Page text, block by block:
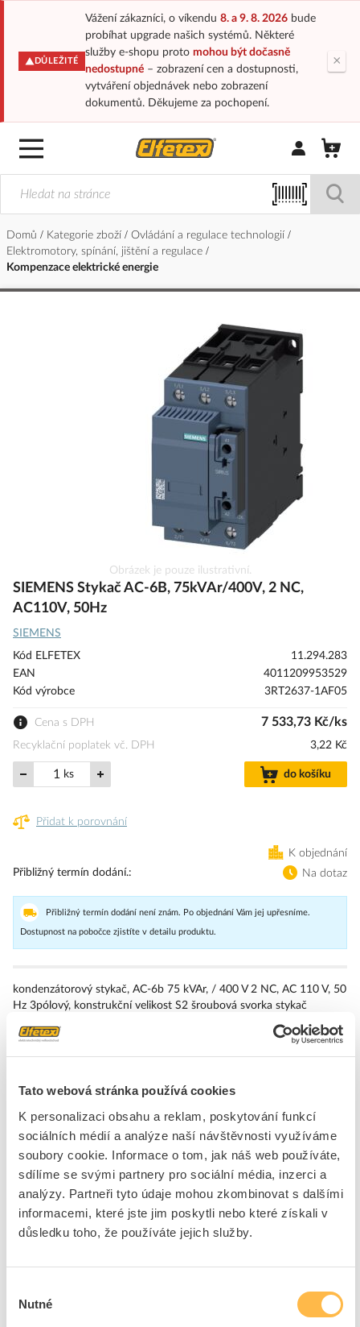
Tato webová stránka používá cookies
K personalizaci obsahu a reklam, poskytování funkcí
sociálních médií a analýze naší návštěvnosti využíváme
soubory cookie. Informace o tom, jak náš web používáte,
sdílíme se svými partnery pro sociální média, inzerci a
analýzy. Partneři tyto údaje mohou zkombinovat s dalšími
informacemi, které jste jim poskytli nebo které získali v
důsledku toho, že používáte jejich služby.
souhlasu
Nutné
DŮLEŽITÉ
Vážení zákazníci, o víkendu 8. a 9. 8. 2026bude
probíhat upgrade našich systémů. Některé
služby e-shopu proto mohou být dočasně
nedostupné– zobrazení cen a dostupnosti,
vytváření objednávek nebo zobrazení
dokumentů. Děkujeme za pochopení.
×
Přihlásit/
Domů Kategorie zboží
Ovládání a regulace technologií
Elektromotory, spínání, jištění a regulace
Kompenzace elektrické energie
na
začátek
s
obrázky
Obrázek je pouze ilustrativní.
SIEMENS Stykač AC-6B, 75kVAr/400V, 2 NC,
AC110V, 50Hz
SIEMENS
Kód ELFETEX
11.294.283
EAN
4011209953529
Kód výrobce
3RT2637-1AF05
Cena s DPH 7 533,73 Kč/ks
Recyklační poplatek vč. DPH 3,22 Kč
ks do košíku
Přidat k porovnání
K objednání
Přibližný termín dodání.
Na dotaz
Přibližný termín dodání není znám. Po objednání Vám jej upřesníme.
Dostupnost na pobočce zjistíte v detailu produktu.
kondenzátorový stykač, AC-6b 75 kVAr, / 400 V 2 NC, AC 110 V, 50
Hz 3pólový, konstrukční velikost S2 šroubová svorka stykač
baterií kondenzátorů nebo měničů. Kondenzátorové stykače 3RT26
ovládání AC a DC, ale i elektronické pohony s ovládáním AC/DC.
vysoké spolehlivosti kontaktů. Dají se různě kombinovat s jinými
komponenty v odbočce ke spotřebičům. Mnohé kombinace
přístrojů jsou vyzkoušeny v závodě. Integrované pomocné kontakty
jednoduché zapojení. Kondenzátorové stykače 3RT26 jsou
klimaticky odolné a schváleny po celém světě (např. IEC a UL/CSA).
Jsou k dostání v různých konstrukčních velikostech a ve velkém
rozsahu výkonu v ovládání AC a DC v systému šroubovací svorky.